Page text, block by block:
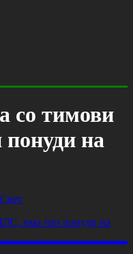
со тимови
на
Свет